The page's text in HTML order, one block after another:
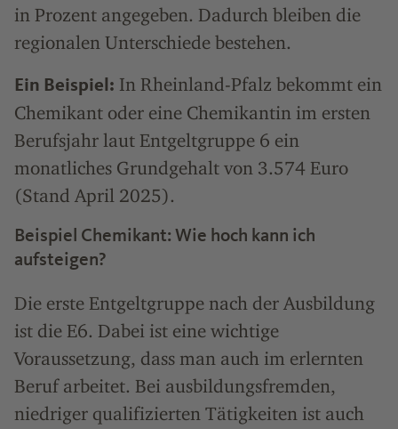
in Prozent angegeben. Dadurch bleiben die
regionalen Unterschiede bestehen.
Ein Beispiel: In Rheinland-Pfalz bekommt ein
Chemikant oder eine Chemikantin im ersten
Berufsjahr laut Entgeltgruppe 6 ein
monatliches Grundgehalt von 3.574 Euro
(Stand April 2025).
Beispiel Chemikant: Wie hoch kann ich
aufsteigen?
Die erste Entgeltgruppe nach der Ausbildung
ist die E6. Dabei ist eine wichtige
Voraussetzung, dass man auch im erlernten
Beruf arbeitet. Bei ausbildungsfremden,
niedriger qualifizierten Tätigkeiten ist auch